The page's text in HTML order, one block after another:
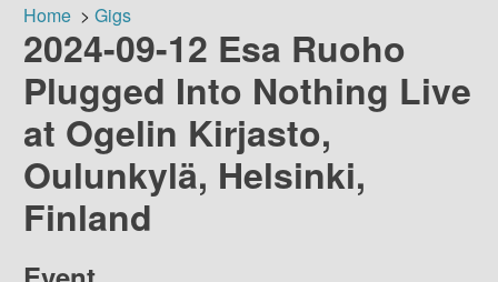
Breadcrumb
Home Gigs
2024-09-12 Esa Ruoho
Plugged Into Nothing Live
at Ogelin Kirjasto,
Oulunkylä, Helsinki,
Finland